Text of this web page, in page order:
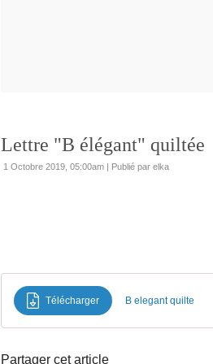
Lettre "B élégant" quiltée
1 Octobre 2019, 05:00am | Publié par elka
Télécharger B elegant quilte
Partager cet article